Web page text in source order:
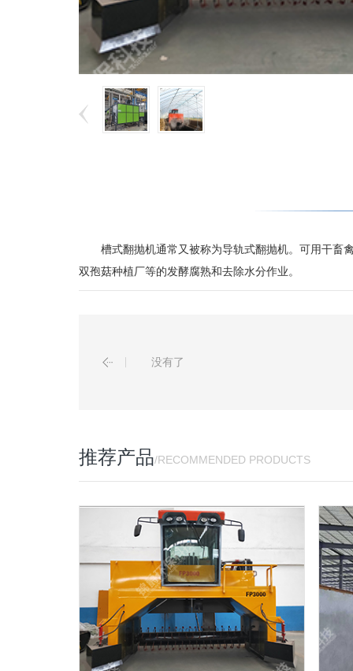
槽式翻抛机通常又被称为导轨式翻抛机。可用干畜禽
双孢菇种植厂等的发酵腐熟和去除水分作业。
没有了
推荐产品/RECOMMENDED PRODUCTS